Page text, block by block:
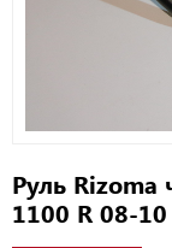
Руль
1100 R 08-